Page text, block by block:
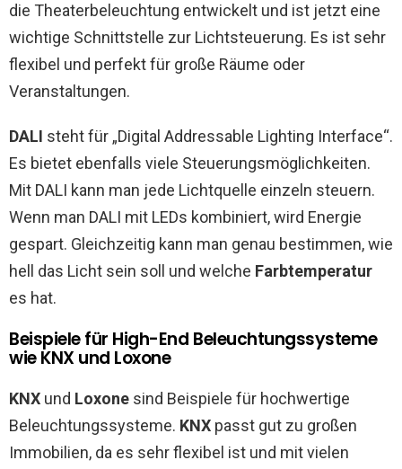
die Theaterbeleuchtung entwickelt und ist jetzt eine
wichtige Schnittstelle zur Lichtsteuerung. Es ist sehr
flexibel und perfekt für große Räume oder
Veranstaltungen.
DALI steht für „Digital Addressable Lighting Interface“.
Es bietet ebenfalls viele Steuerungsmöglichkeiten.
Mit DALI kann man jede Lichtquelle einzeln steuern.
Wenn man DALI mit LEDs kombiniert, wird Energie
gespart. Gleichzeitig kann man genau bestimmen, wie
hell das Licht sein soll und welche Farbtemperatur
es hat.
Beispiele für High-End Beleuchtungssysteme
wie KNX und Loxone
KNX und Loxone sind Beispiele für hochwertige
Beleuchtungssysteme. KNX passt gut zu großen
Immobilien, da es sehr flexibel ist und mit vielen